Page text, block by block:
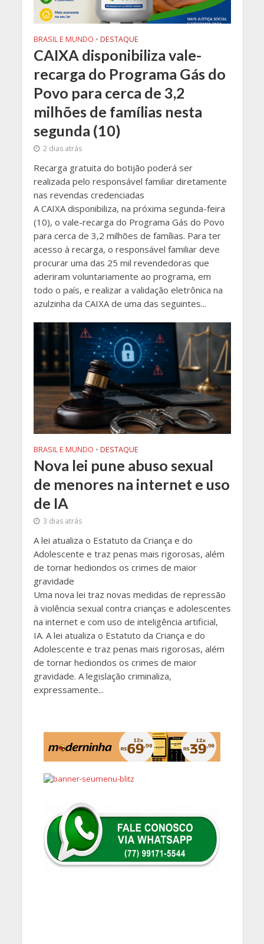
BRASIL E MUNDO • DESTAQUE
CAIXA disponibiliza vale-
recarga do Programa Gás do
Povo para cerca de 3,2
milhões de famílias nesta
segunda (10)
2 dias atrás
Recarga gratuita do botijão poderá ser
realizada pelo responsável familiar diretamente
nas revendas credenciadas
​A CAIXA disponibiliza, na próxima segunda-feira
(10), o vale-recarga do Programa Gás do Povo
para cerca de 3,2 milhões de famílias. Para ter
acesso à recarga, o responsável familiar deve
procurar uma das 25 mil revendedoras que
aderiram voluntariamente ao programa, em
todo o país, e realizar a validação eletrônica na
azulzinha da CAIXA de uma das seguintes...
BRASIL E MUNDO • DESTAQUE
Nova lei pune abuso sexual
de menores na internet e uso
de IA
3 dias atrás
A lei atualiza o Estatuto da Criança e do
Adolescente e traz penas mais rigorosas, além
de tornar hediondos os crimes de maior
gravidade
Uma nova lei traz novas medidas de repressão
à violência sexual contra crianças e adolescentes
na internet e com uso de inteligência artificial,
IA. A lei atualiza o Estatuto da Criança e do
Adolescente e traz penas mais rigorosas, além
de tornar hediondos os crimes de maior
gravidade. A legislação criminaliza,
expressamente...